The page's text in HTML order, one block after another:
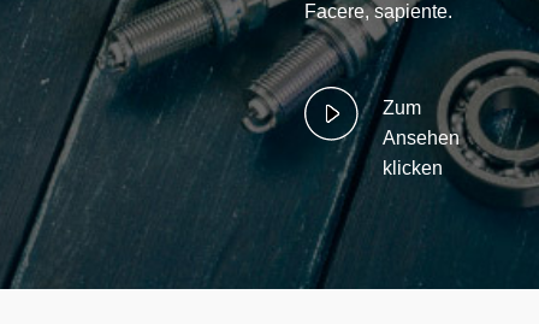
Facere, sapiente.
Zum
Ansehen
klicken